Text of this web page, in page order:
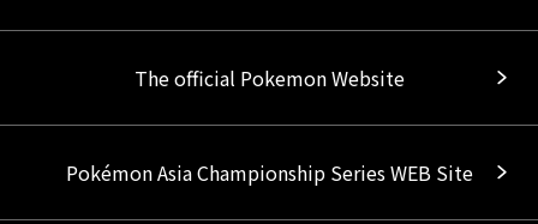
The official Pokemon Website
Pokémon Asia Championship Series WEB Site